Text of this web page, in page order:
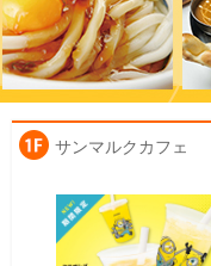
サンマルクカフェ